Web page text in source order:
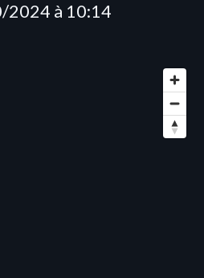
2024 à 10:14